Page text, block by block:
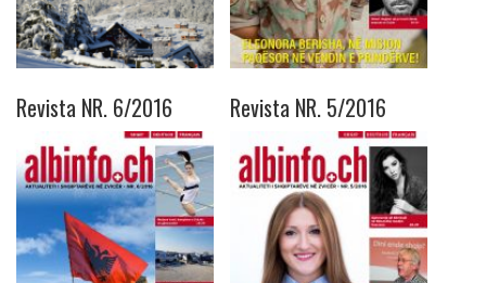
Revista NR. 6/2016 Revista NR. 5/2016